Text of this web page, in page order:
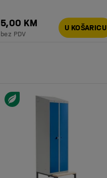
5,00 KM
bez PDV
U KOŠARICU